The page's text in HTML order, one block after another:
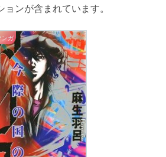
ンが含まれています。
ンガ